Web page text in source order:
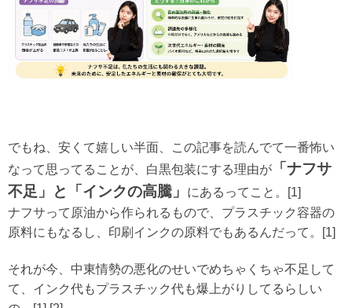
でもね、安くて嬉しい半面、この記事を読んでて一番怖い
なって思ってることが、白黒包装にする理由が
「ナフサ
不足」
と 「インクの高騰」
にあるってこと。[1]
ナフサって原油から作られるもので、プラスチック容器の
原料にもなるし、印刷インクの原料でもあるんだって。[1]
それが今、 中東情勢の悪化のせいでめちゃくちゃ不足して
て、インク代もプラスチック代も爆上がりしてるらしい